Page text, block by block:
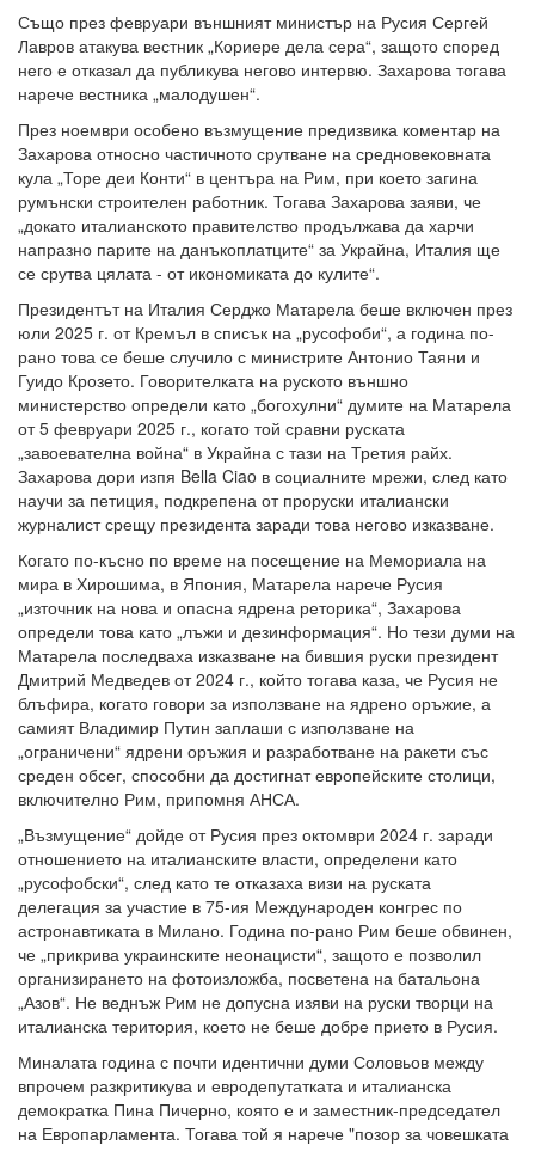
Също през февруари външният министър на Русия Сергей
Лавров атакува вестник „Кориере дела сера“, защото според
него е отказал да публикува негово интервю. Захарова тогава
нарече вестника „малодушен“.
През ноември особено възмущение предизвика коментар на
Захарова относно частичното срутване на средновековната
кула „Торе деи Конти“ в центъра на Рим, при което загина
румънски строителен работник. Тогава Захарова заяви, че
„докато италианското правителство продължава да харчи
напразно парите на данъкоплатците“ за Украйна, Италия ще
се срутва цялата - от икономиката до кулите“.
Президентът на Италия Серджо Матарела беше включен през
юли 2025 г. от Кремъл в списък на „русофоби“, а година по-
рано това се беше случило с министрите Антонио Таяни и
Гуидо Крозето. Говорителката на руското външно
министерство определи като „богохулни“ думите на Матарела
от 5 февруари 2025 г., когато той сравни руската
„завоевателна война“ в Украйна с тази на Третия райх.
Захарова дори изпя Bella Ciao в социалните мрежи, след като
научи за петиция, подкрепена от проруски италиански
журналист срещу президента заради това негово изказване.
Когато по-късно по време на посещение на Мемориала на
мира в Хирошима, в Япония, Матарела нарече Русия
„източник на нова и опасна ядрена реторика“, Захарова
определи това като „лъжи и дезинформация“. Но тези думи на
Матарела последваха изказване на бившия руски президент
Дмитрий Медведев от 2024 г., който тогава каза, че Русия не
блъфира, когато говори за използване на ядрено оръжие, а
самият Владимир Путин заплаши с използване на
„ограничени“ ядрени оръжия и разработване на ракети със
среден обсег, способни да достигнат европейските столици,
включително Рим, припомня АНСА.
„Възмущение“ дойде от Русия през октомври 2024 г. заради
отношението на италианските власти, определени като
„русофобски“, след като те отказаха визи на руската
делегация за участие в 75-ия Международен конгрес по
астронавтиката в Милано. Година по-рано Рим беше обвинен,
че „прикрива украинските неонацисти“, защото е позволил
организирането на фотоизложба, посветена на батальона
„Азов“. Не веднъж Рим не допусна изяви на руски творци на
италианска територия, което не беше добре прието в Русия.
Миналата година с почти идентични думи Соловьов между
впрочем разкритикува и евродепутатката и италианска
демократка Пина Пичерно, която е и заместник-председател
на Европарламента. Тогава той я нарече "позор за човешката